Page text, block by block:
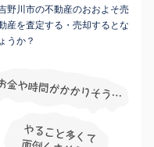
野川市の不動産のおおよそ売
産を査定する・売却するとな
うか？